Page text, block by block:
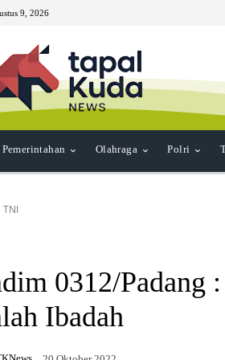
9, 2026
Pemerintahan Olahraga Polri
TNI
0312/Padang
Ibadah